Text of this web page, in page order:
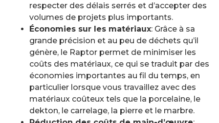
respecter des délais serrés et d’accepter des
volumes de projets plus importants.
Économies sur les matériaux: Grâce à sa
grande précision et au peu de déchets qu’il
génère, le Raptor permet de minimiser les
coûts des matériaux, ce qui se traduit par des
économies importantes au fil du temps, en
particulier lorsque vous travaillez avec des
matériaux coûteux tels que la porcelaine, le
dekton, le carrelage, la pierre et le marbre.